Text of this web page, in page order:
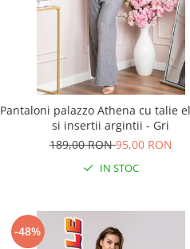
Pantaloni palazzo Athena cu talie
si insertii argintii - Gri
189,00 RON95,00 RON
IN STOC
-48%